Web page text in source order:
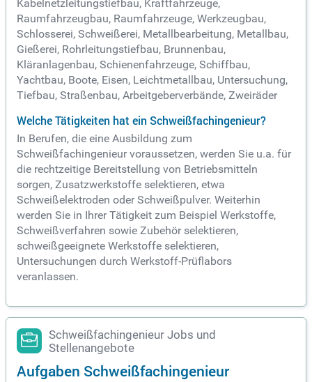
Kabelnetzleitungstiefbau, Kraftfahrzeuge,
Raumfahrzeugbau, Raumfahrzeuge, Werkzeugbau,
Schlosserei, Schweißerei, Metallbearbeitung, Metallbau,
Gießerei, Rohrleitungstiefbau, Brunnenbau,
Kläranlagenbau, Schienenfahrzeuge, Schiffbau,
Yachtbau, Boote, Eisen, Leichtmetallbau, Untersuchung,
Tiefbau, Straßenbau, Arbeitgeberverbände, Zweiräder
Welche Tätigkeiten hat ein Schweißfachingenieur?
In Berufen, die eine Ausbildung zum
Schweißfachingenieur voraussetzen, werden Sie u.a. für
die rechtzeitige Bereitstellung von Betriebsmitteln
sorgen, Zusatzwerkstoffe selektieren, etwa
Schweißelektroden oder Schweißpulver. Weiterhin
werden Sie in Ihrer Tätigkeit zum Beispiel Werkstoffe,
Schweißverfahren sowie Zubehör selektieren,
schweißgeeignete Werkstoffe selektieren,
Untersuchungen durch Werkstoff-Prüflabors
veranlassen.
Schweißfachingenieur Jobs und
Stellenangebote
Aufgaben Schweißfachingenieur